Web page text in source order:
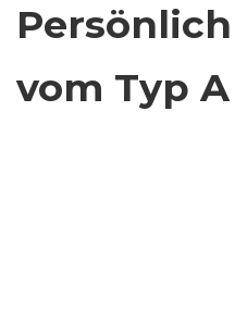
vom Typ